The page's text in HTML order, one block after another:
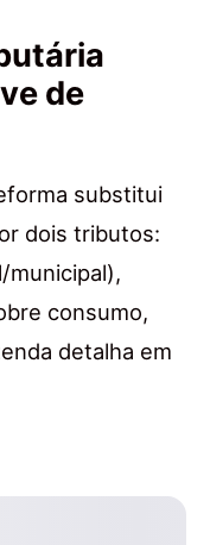
de
substitui
dois tributos:
municipal),
consumo,
detalha em